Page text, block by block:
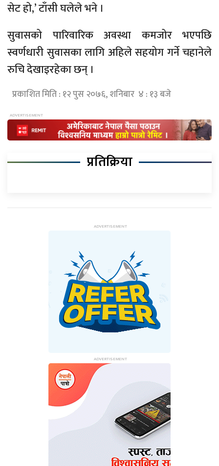
सेट हो,’ टाँसी घलेले भने ।
सुवासको पारिवारिक अवस्था कमजोर भएपछि
स्वर्णधारी सुवासका लागि अहिले सहयोग गर्ने चहानेले
रुचि देखाइरहेका छन् ।
प्रकाशित मिति : १२ पुस २०७६, शनिबार ४ : १३ बजे
प्रतिक्रिया